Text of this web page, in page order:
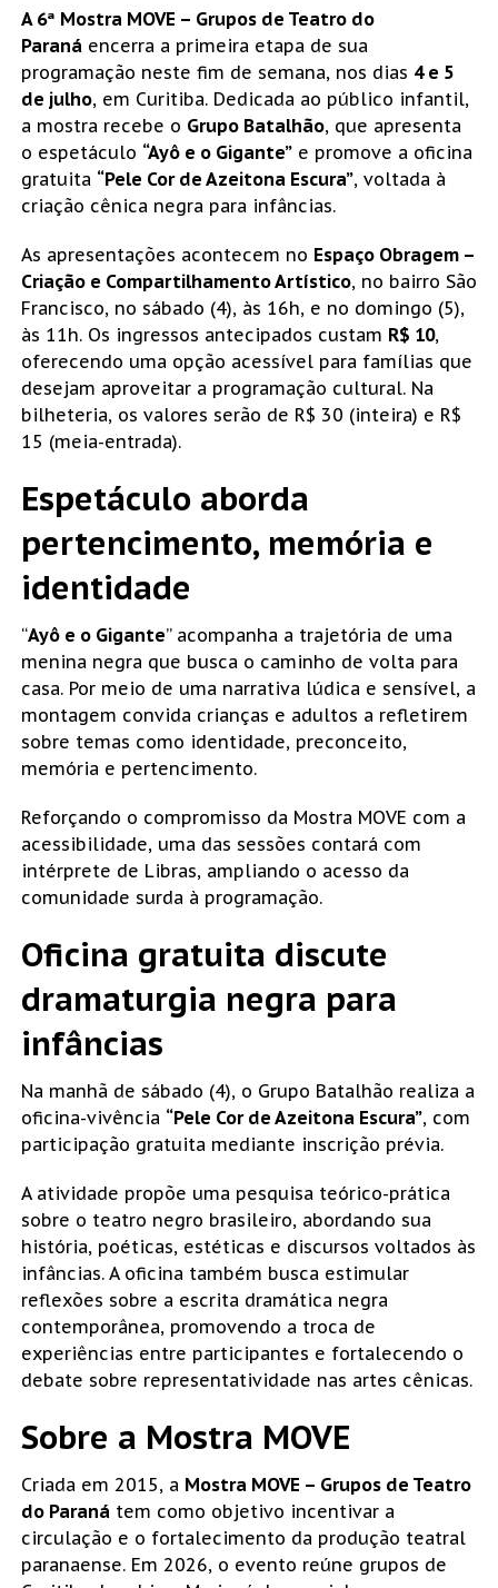
A 6ª Mostra MOVE – Grupos de Teatro do
Paraná encerra a primeira etapa de sua
programação neste fim de semana, nos dias 4 e 5
de julho, em Curitiba. Dedicada ao público infantil,
a mostra recebe o Grupo Batalhão, que apresenta
o espetáculo “Ayô e o Gigante” e promove a oficina
gratuita “Pele Cor de Azeitona Escura”, voltada à
criação cênica negra para infâncias.
As apresentações acontecem no Espaço Obragem –
Criação e Compartilhamento Artístico, no bairro São
Francisco, no sábado (4), às 16h, e no domingo (5),
às 11h. Os ingressos antecipados custam R$ 10,
oferecendo uma opção acessível para famílias que
desejam aproveitar a programação cultural. Na
bilheteria, os valores serão de R$ 30 (inteira) e R$
15 (meia-entrada).
Espetáculo aborda
pertencimento, memória e
identidade
“Ayô e o Gigante” acompanha a trajetória de uma
menina negra que busca o caminho de volta para
casa. Por meio de uma narrativa lúdica e sensível, a
montagem convida crianças e adultos a refletirem
sobre temas como identidade, preconceito,
memória e pertencimento.
Reforçando o compromisso da Mostra MOVE com a
acessibilidade, uma das sessões contará com
intérprete de Libras, ampliando o acesso da
comunidade surda à programação.
Oficina gratuita discute
dramaturgia negra para
infâncias
Na manhã de sábado (4), o Grupo Batalhão realiza a
oficina-vivência “Pele Cor de Azeitona Escura”, com
participação gratuita mediante inscrição prévia.
A atividade propõe uma pesquisa teórico-prática
sobre o teatro negro brasileiro, abordando sua
história, poéticas, estéticas e discursos voltados às
infâncias. A oficina também busca estimular
reflexões sobre a escrita dramática negra
contemporânea, promovendo a troca de
experiências entre participantes e fortalecendo o
debate sobre representatividade nas artes cênicas.
Sobre a Mostra MOVE
Criada em 2015, a Mostra MOVE – Grupos de Teatro
do Paraná tem como objetivo incentivar a
circulação e o fortalecimento da produção teatral
paranaense. Em 2026, o evento reúne grupos de